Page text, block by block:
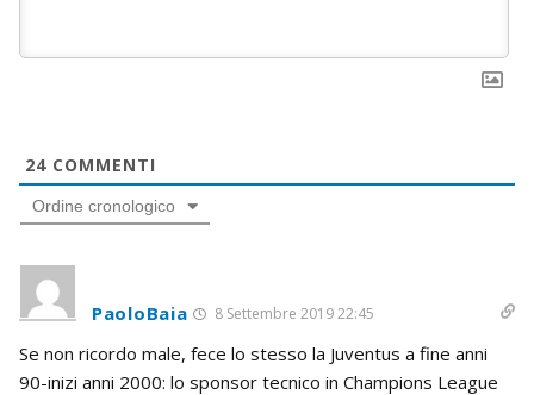
24 COMMENTI
Ordine cronologico
PaoloBaia 8 Settembre 2019 22:45
Se non ricordo male, fece lo stesso la Juventus a fine anni
90-inizi anni 2000: lo sponsor tecnico in Champions League